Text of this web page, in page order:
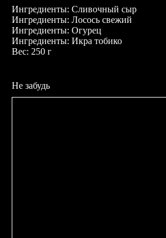
Ингредиенты: Сливочный сыр
Ингредиенты: Лосось свежий
Ингредиенты: Огурец
Ингредиенты: Икра тобико
Вес: 250 г
Не забудь